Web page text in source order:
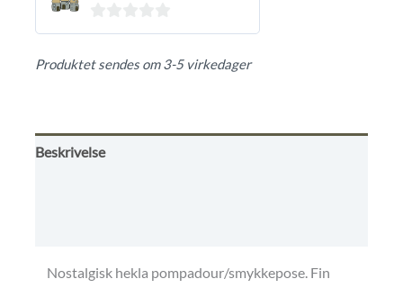
0
Produktet sendes om 3-5 virkedager
Beskrivelse
Nostalgisk hekla pompadour/smykkepose. Fin